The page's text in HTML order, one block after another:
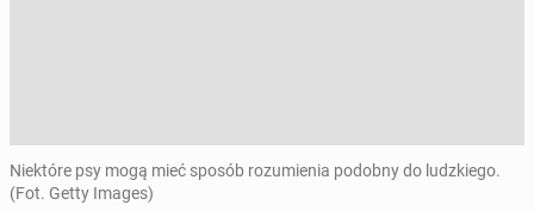
Niektóre psy mogą mieć sposób rozumienia podobny do ludzkiego.
(Fot. Getty Images)